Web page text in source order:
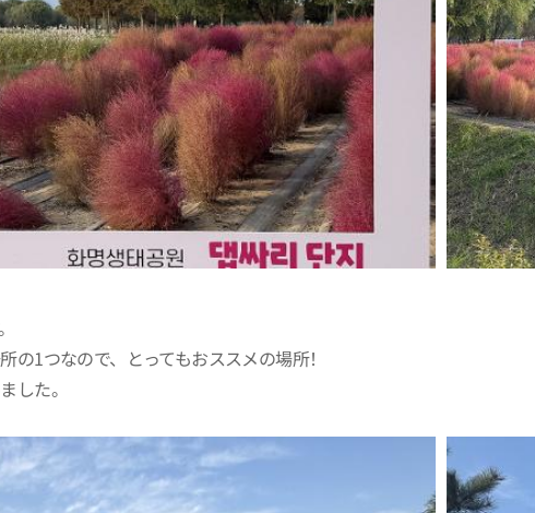
1つなので、とってもおススメの場所！
した。